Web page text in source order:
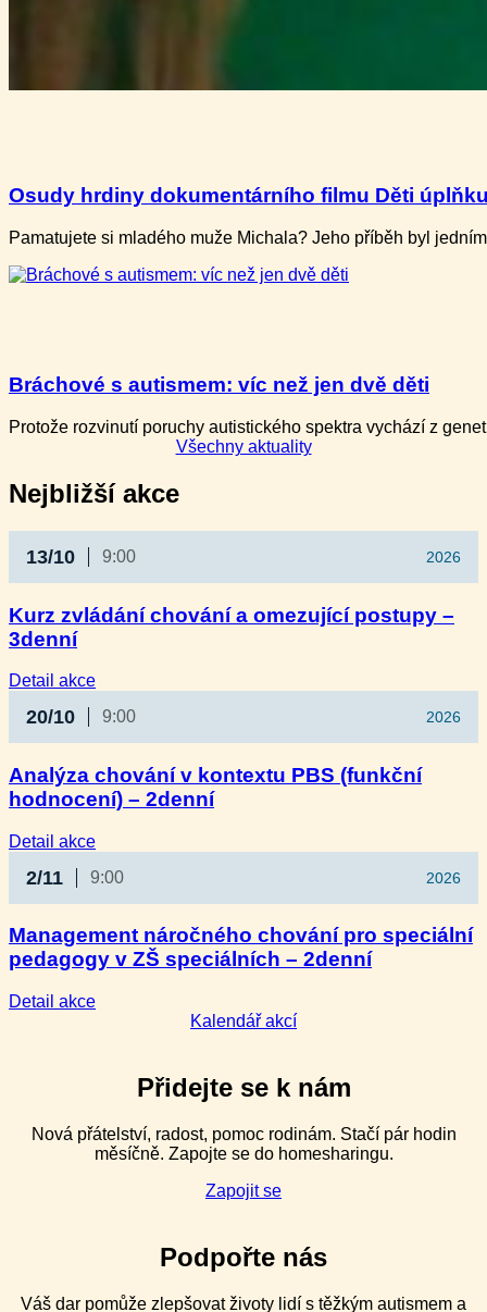
Osudy hrdiny dokumentárního filmu Děti
Pamatujete si mladého muže Michala? Jeho příběh byl
Bráchové s autismem: víc než jen dvě děti
Protože rozvinutí poruchy autistického spektra vychází z
Všechny aktuality
Nejbližší akce
13/10 2026
9:00
Kurz zvládání chování a omezující postupy –
3denní
Detail akce:
zvládání
postupy
–
3denní
20/10 2026
9:00
Analýza chování v kontextu PBS (funkční
hodnocení) – 2denní
Detail akce:
chování
(funkční
hodnocení)
2/11 2026
9:00
Management náročného chování pro speciální
pedagogy v ZŠ speciálních – 2denní
Detail akce:
Management
speciální
v ZŠ
speciálních
Kalendář akcí
Přidejte se k nám
Nová přátelství, radost, pomoc rodinám. Stačí pár hodin
měsíčně. Zapojte se do homesharingu.
Zapojit se
Podpořte nás
Váš dar pomůže zlepšovat životy lidí s těžkým autismem a